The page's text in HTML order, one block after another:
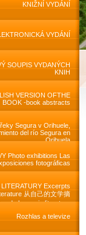
KNIŽNÍ VYDÁNÍ
VYDÁNÍ
SOUPIS VYDANÝCH
KNIH
VERSION OFTHE
BOOK -book abstracts
Segura v Orihuele,
del río Segura en
Orihuela
Photo exhibitions Las
fotográficas
Excerpts
从自己的文学摘
de la propia literatura
Rozhlas a televize